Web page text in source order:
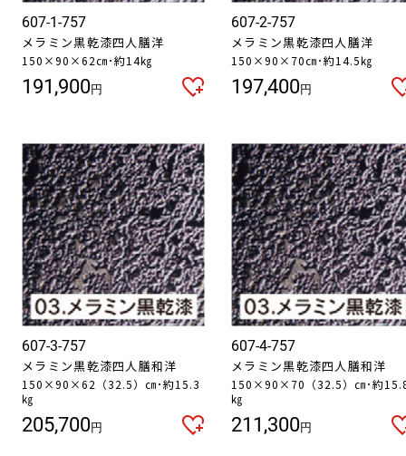
607-1-757
メラミン黒乾漆四人膳洋
150×90×62㎝･約14㎏
191,900円
607-2-757
メラミン黒乾漆四人膳洋
150×90×70㎝･約14.5㎏
197,400円
607-3-757
メラミン黒乾漆四人膳和洋
150×90×62（32.5）㎝･約15.3
㎏
205,700円
607-4-757
メラミン黒乾漆四人膳和洋
150×90×70（32.5）㎝･約
㎏
211,300円